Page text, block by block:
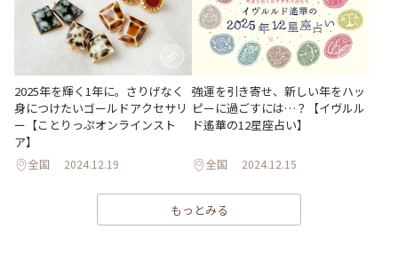
2025年を輝く1年に。さりげなく
身につけたいゴールドアクセサリ
ー【ことりっぷオンラインスト
ア】
全国 2024.12.19
強運を引き寄せ、新しい年をハッ
ピーに過ごすには…？【イヴルル
ド遙華の12星座占い】
全国 2024.12.15
もっとみる